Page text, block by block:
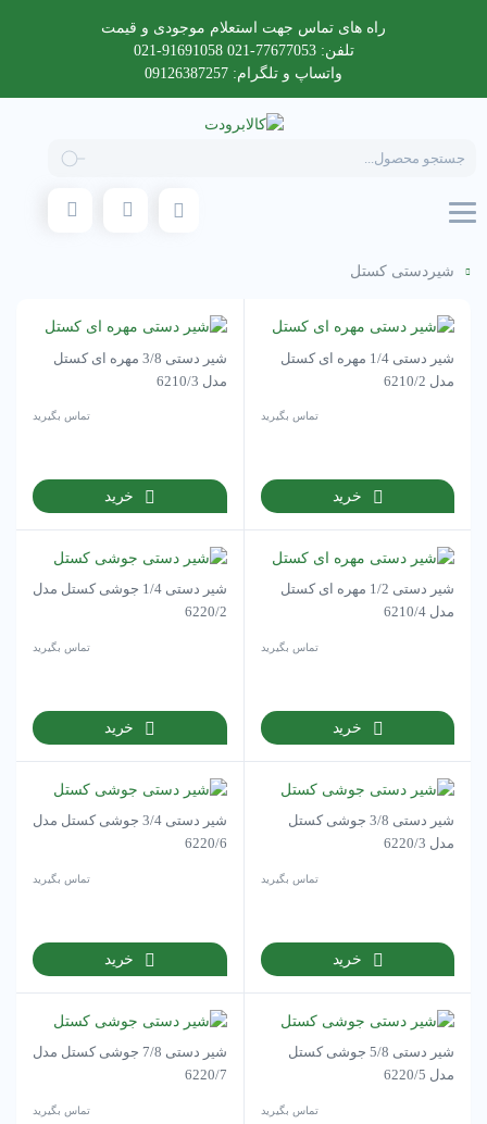
راه های تماس جهت استعلام موجودی و قیمت
تلفن: 77677053-021 91691058-021
واتساپ و تلگرام: 09126387257
search
شیردستی کستل
شیر دستی 1/4 مهره ای کستل
مدل 6210/2
تماس بگیرید
خرید
شیر دستی 3/8 مهره ای کستل
مدل 6210/3
تماس بگیرید
خرید
شیر دستی 1/2 مهره ای کستل
مدل 6210/4
تماس بگیرید
خرید
شیر دستی 1/4 جوشی کستل مدل
6220/2
تماس بگیرید
خرید
شیر دستی 3/8 جوشی کستل
مدل 6220/3
تماس بگیرید
خرید
شیر دستی 3/4 جوشی کستل مدل
6220/6
تماس بگیرید
خرید
شیر دستی 5/8 جوشی کستل
مدل 6220/5
تماس بگیرید
شیر دستی 7/8 جوشی کستل مدل
6220/7
تماس بگیرید